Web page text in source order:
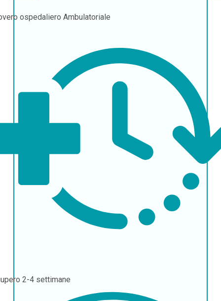
ospedaliero Ambulatoriale
2-4 settimane